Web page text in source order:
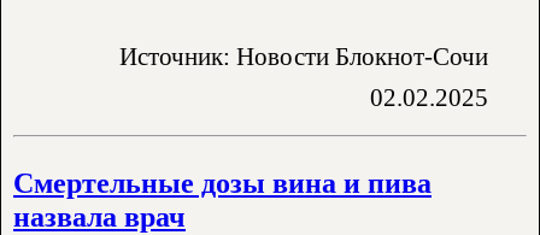
Источник: Новости Блокнот-Сочи
02.02.2025
Смертельные дозы вина и пива
назвала врач